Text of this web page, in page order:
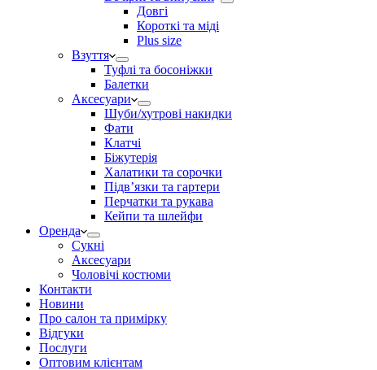
Довгі
Короткі та міді
Plus size
Взуття
Туфлі та босоніжки
Балетки
Аксесуари
Шуби/хутрові накидки
Фати
Клатчі
Біжутерія
Халатики та сорочки
Підвʼязки та гартери
Перчатки та рукава
Кейпи та шлейфи
Оренда
Сукні
Аксесуари
Чоловічі костюми
Контакти
Новини
Про салон та примірку
Відгуки
Послуги
Оптовим клієнтам